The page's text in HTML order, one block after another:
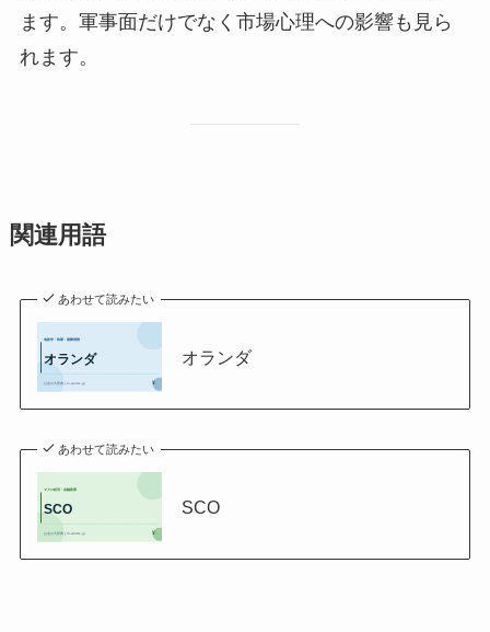
ます。軍事面だけでなく市場心理への影響も見ら
れます。
関連用語
あわせて読みたい
オランダ
あわせて読みたい
SCO